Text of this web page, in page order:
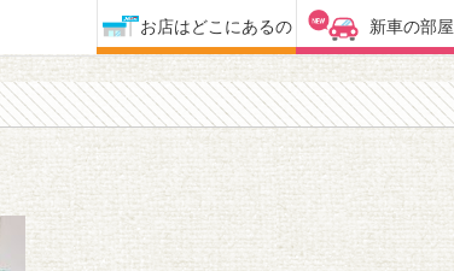
お店はどこにあるの 新車の部屋